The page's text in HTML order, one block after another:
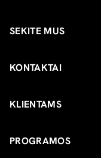
SEKITE MUS
KONTAKTAI
KLIENTAMS
PROGRAMOS